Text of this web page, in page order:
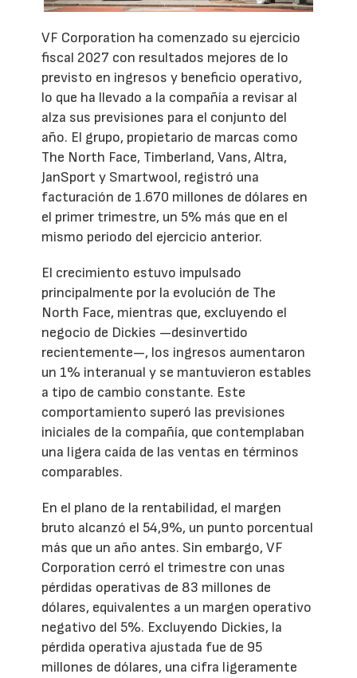
VF Corporation ha comenzado su ejercicio
fiscal 2027 con resultados mejores de lo
previsto en ingresos y beneficio operativo,
lo que ha llevado a la compañía a revisar al
alza sus previsiones para el conjunto del
año. El grupo, propietario de marcas como
The North Face, Timberland, Vans, Altra,
JanSport y Smartwool, registró una
facturación de 1.670 millones de dólares en
el primer trimestre, un 5% más que en el
mismo periodo del ejercicio anterior.
El crecimiento estuvo impulsado
principalmente por la evolución de The
North Face, mientras que, excluyendo el
negocio de Dickies —desinvertido
recientemente—, los ingresos aumentaron
un 1% interanual y se mantuvieron estables
a tipo de cambio constante. Este
comportamiento superó las previsiones
iniciales de la compañía, que contemplaban
una ligera caída de las ventas en términos
comparables.
En el plano de la rentabilidad, el margen
bruto alcanzó el 54,9%, un punto porcentual
más que un año antes. Sin embargo, VF
Corporation cerró el trimestre con unas
pérdidas operativas de 83 millones de
dólares, equivalentes a un margen operativo
negativo del 5%. Excluyendo Dickies, la
pérdida operativa ajustada fue de 95
millones de dólares, una cifra ligeramente